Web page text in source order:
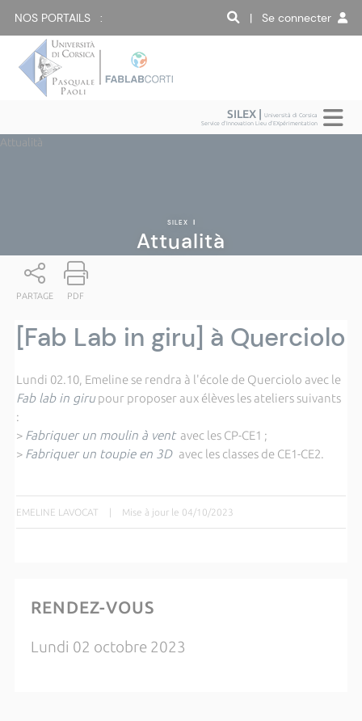
NOS PORTAILS : | Se connecter
SILEX |Università di Corsica
Service d'Innovation Lieu d'EXpérimentation
Attualità
SILEX |
Attualità
PARTAGE PDF
[Fab Lab in giru] à Querciolo
Lundi 02.10, Emeline se rendra à l'école de Querciolo avec le
Fab lab in girupour proposer aux élèves les ateliers suivants
:
> Fabriquer un moulin à ventavec les CP-CE1 ;
> Fabriquer un toupie en 3D avec les classes de CE1-CE2.
EMELINE LAVOCAT | Mise à jour le 04/10/2023
RENDEZ-VOUS
Lundi 02 octobre 2023